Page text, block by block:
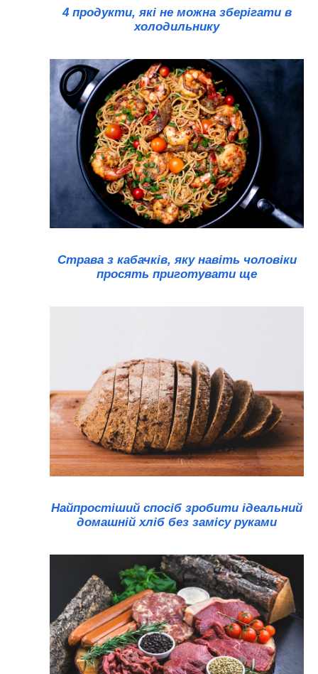
4 продукти, які не можна зберігати в
холодильнику
Страва з кабачків, яку навіть чоловіки
просять приготувати ще
Найпростіший спосіб зробити ідеальний
домашній хліб без замісу руками